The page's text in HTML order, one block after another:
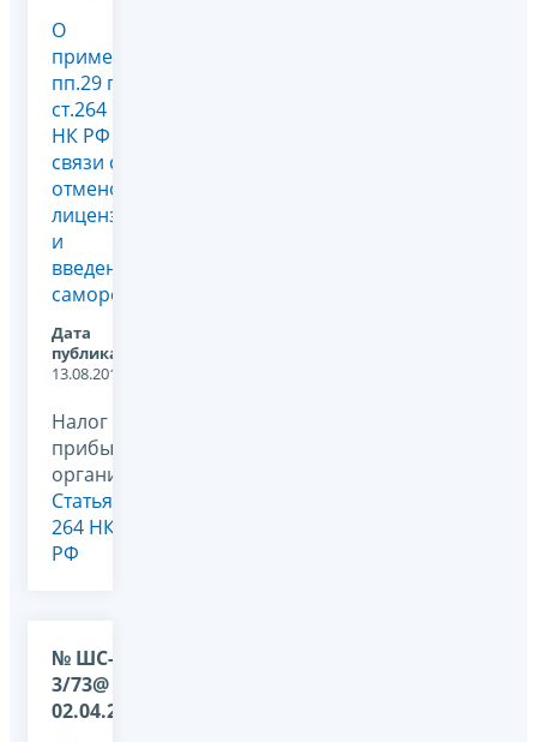
О
применении
пп.29 п.1
ст.264
НК РФ в
связи с
отменой
лицензирования
и
введением
саморегулирования
Дата
публикации:
13.08.2012
Налог на
прибыль
организаций,
Статья
264 НК
РФ
№ ШС-17-
3/73@ от
02.04.2009